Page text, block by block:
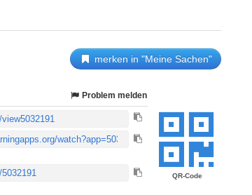
merken in "Meine Sachen"
QR-Code
Problem melden